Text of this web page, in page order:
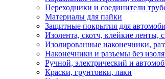
Переходники и соединители
Материалы для пайки
Защитные покрытия для
Изолента, скотч, клейкие ленты,
Изолированные наконечники,
Наконечники и разъемы без
Ручной, электрический и
Краски, грунтовки, лаки